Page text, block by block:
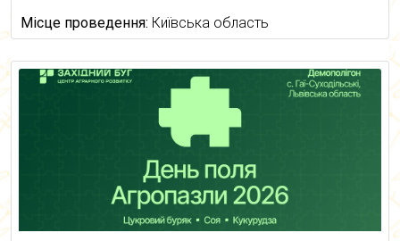
Місце проведення: Київська область